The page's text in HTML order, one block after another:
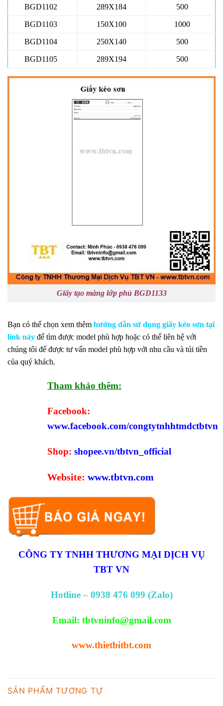
BGD1102 289X184 500
BGD1103 150X100 1000
BGD1104 250X140 500
BGD1105 289X194 500
Giấy tạo màng lớp phủ BGD1133
Bạn có thể chọn xem thêm hướng dẫn sử dụng giấy kéo sơn tại
link này để tìm được model phù hợp hoặc có thể liên hệ với
chúng tôi để được tư vấn model phù hợp với nhu cầu và túi tiền
của quý khách.
Tham khảo thêm:
Facebook:
www.facebook.com/congtytnhhtmdctbtvn
Shop: shopee.vn/tbtvn_official
Website: www.tbtvn.com
CÔNG TY TNHH THƯƠNG MẠI DỊCH VỤ
TBT VN
Hotline – 0938 476 099 (Zalo)
Email: tbtvninfo@gmail.com
www.thietbitbt.com
SẢN PHẨM TƯƠNG TỰ